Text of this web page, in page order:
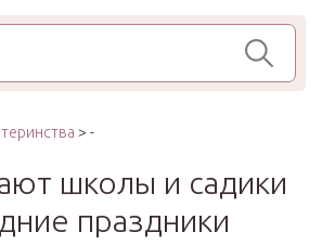
> -
школы и садики
праздники